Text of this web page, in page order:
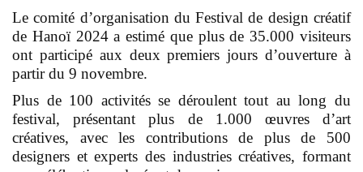
Le comité d’organisation du Festival de design créatif
de Hanoï 2024 a estimé que plus de 35.000 visiteurs
ont participé aux deux premiers jours d’ouverture à
partir du 9 novembre.
Plus de 100 activités se déroulent tout au long du
festival, présentant plus de 1.000 œuvres d’art
créatives, avec les contributions de plus de 500
designers et experts des industries créatives, formant